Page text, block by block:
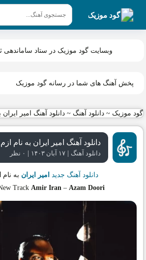
گود موزیک
وبسایت گود موزیک در ستاد
پخش آهنگ های شما در رسانه گود موزیک
گود موزیک ~دانلود آهنگ ~دانلود آهنگ امیر
دانلود آهنگ امیر ایران به نام
دانلود آهنگ | ۱۷ آبان ۱۴۰۳ | ۰ نظر
دانلود آهنگ جدید امیر ایران به نام
Track Amir Iran– Azam Doori